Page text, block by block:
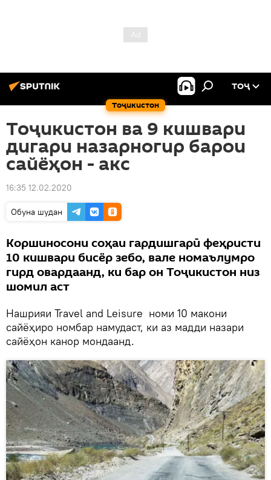
Тоҷикистон
ТОҶ
Тоҷикистон ва 9 кишвари
дигари назарногир барои
сайёҳон - акс
16:35 12.02.2020
Обуна шудан
Коршиносони соҳаи гардишгарӣ феҳристи
10 кишвари бисёр зебо, вале номаълумро
гирд овардаанд, ки бар он Тоҷикистон низ
шомил аст
Нашрияи Travel and Leisure номи 10 макони
сайёҳиро номбар намудаст, ки аз мадди назари
сайёҳон канор мондаанд.